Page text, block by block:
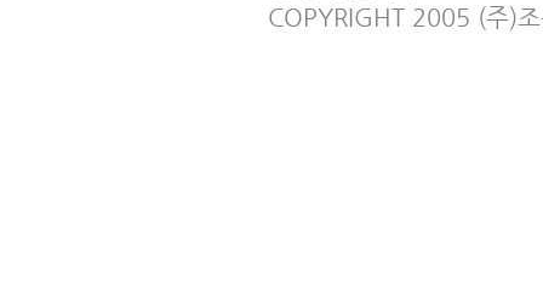
COPYRIGHT 2005 (주)